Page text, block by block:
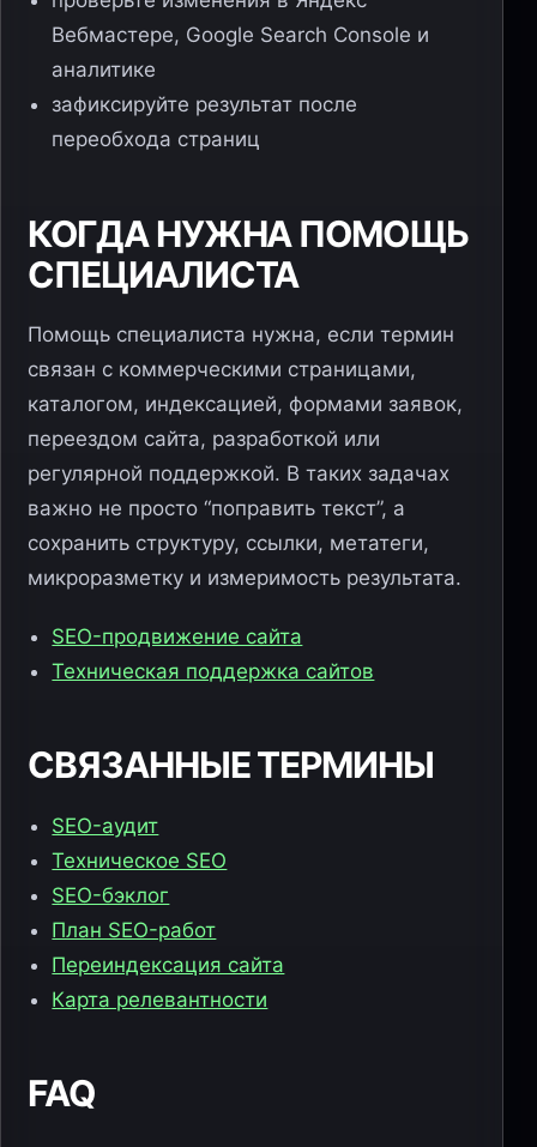
Вебмастере, Google Search Console и
аналитике
зафиксируйте результат после
переобхода страниц
КОГДА НУЖНА ПОМОЩЬ
СПЕЦИАЛИСТА
Помощь специалиста нужна, если термин
связан с коммерческими страницами,
каталогом, индексацией, формами заявок,
переездом сайта, разработкой или
регулярной поддержкой. В таких задачах
важно не просто “поправить текст”, а
сохранить структуру, ссылки, метатеги,
микроразметку и измеримость результата.
SEO-продвижение сайта
Техническая поддержка сайтов
СВЯЗАННЫЕ ТЕРМИНЫ
SEO-аудит
Техническое SEO
SEO-бэклог
План SEO-работ
Переиндексация сайта
Карта релевантности
FAQ